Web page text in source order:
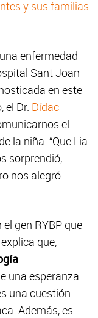
y sus familias
enfermedad
Sant Joan
en este
el Dr. Dídac
el
la niña. “Que Lia
sorprendió,
nos alegró
gen RYBP que
que,
una esperanza
una cuestión
Además, es